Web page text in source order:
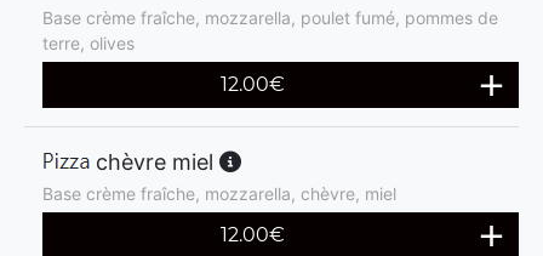
Base crème fraîche, mozzarella, poulet fumé, pommes de
terre, olives
12.00€
chèvre miel
Base crème fraîche, mozzarella, chèvre, miel
12.00€